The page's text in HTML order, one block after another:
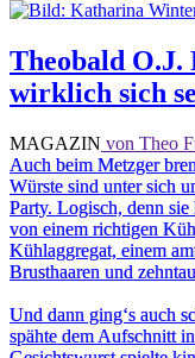
Theobald O.J.
wirklich sich
MAGAZIN von Theo
Auch beim Metzger
Würste sind unter sich
Party. Logisch, denn
von einem richtigen
Kühlaggregat, einem
Brusthaaren und
Und dann ging‘s auch
spähte dem Aufschnitt